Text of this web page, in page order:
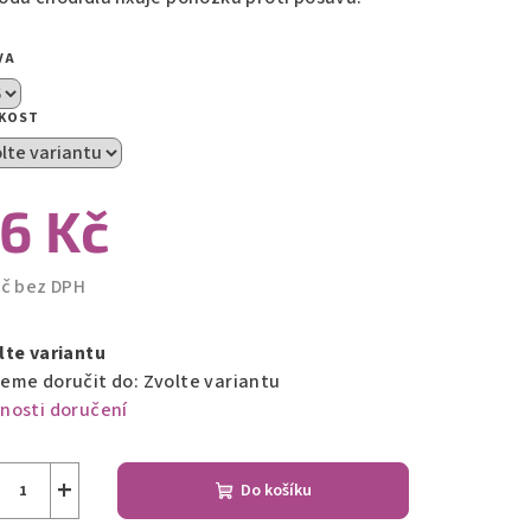
Kč
bez DPH
variantu
doručit do: Zvolte variantu
doručení
+ Do košíku